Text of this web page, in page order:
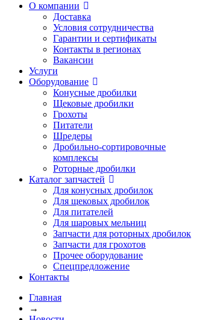
О компании
Доставка
Условия сотрудничества
Гарантии и сертификаты
Контакты в регионах
Вакансии
Услуги
Оборудование
Конусные дробилки
Щековые дробилки
Грохоты
Питатели
Шредеры
Дробильно-сортировочные
комплексы
Роторные дробилки
Каталог запчастей
Для конусных дробилок
Для щековых дробилок
Для питателей
Для шаровых мельниц
Запчасти для роторных дробилок
Запчасти для грохотов
Прочее оборудование
Спецпредложение
Контакты
Главная
→